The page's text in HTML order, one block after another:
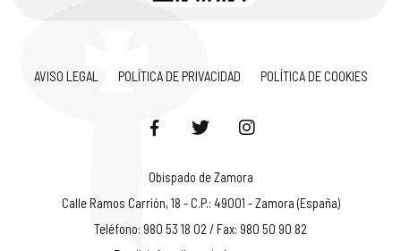
AVISO LEGAL POLÍTICA DE PRIVACIDAD POLÍTICA DE COOKIES
Obispado de Zamora
Calle Ramos Carrión, 18 - C.P.: 49001 - Zamora (España)
Teléfono: 980 53 18 02 / Fax: 980 50 90 82